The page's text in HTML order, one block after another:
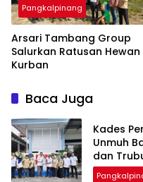
Pangkalpinang
‎Arsari Tambang Group
Salurkan Ratusan Hewan
Kurban
Baca Juga
Kades
Unmuh
dan